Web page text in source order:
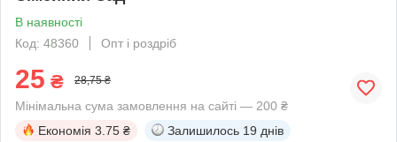
В наявності
Код: 48360
Опт і роздріб
25 ₴ 28,75 ₴
Мінімальна сума замовлення на сайті — 200 ₴
Економія 3.75 ₴ Залишилось 19 днів